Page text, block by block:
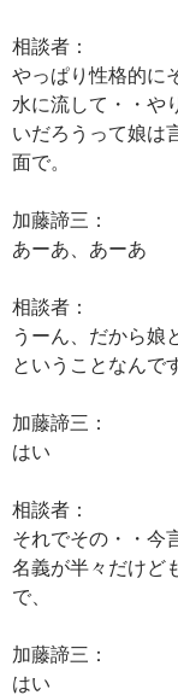
相談者：
やっぱり性格的に
水に流して・・や
いだろうって娘は
面で。
加藤諦三：
あーあ、あーあ
相談者：
うーん、だから娘
ということなんで
加藤諦三：
はい
相談者：
それでその・・今
名義が半々だけど
で、
加藤諦三：
はい